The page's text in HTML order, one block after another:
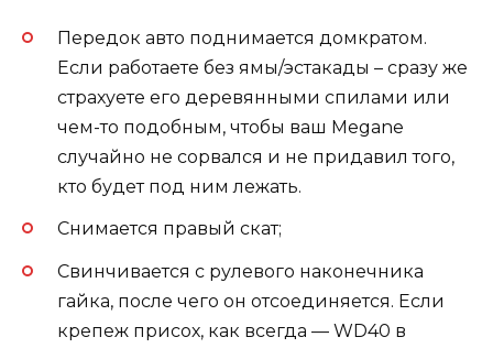
Передок авто поднимается домкратом.
Если работаете без ямы/эстакады – сразу же
страхуете его деревянными спилами или
чем-то подобным, чтобы ваш Megane
случайно не сорвался и не придавил того,
кто будет под ним лежать.
Снимается правый скат;
Свинчивается с рулевого наконечника
гайка, после чего он отсоединяется. Если
крепеж присох, как всегда — WD40 в